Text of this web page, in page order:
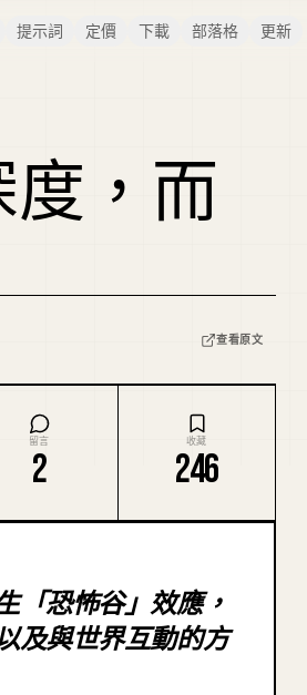
提示詞 定價 下載 部落格 更新
，而
查看原文
留言
2
收藏
246
「恐怖谷」效應，
及與世界互動的方